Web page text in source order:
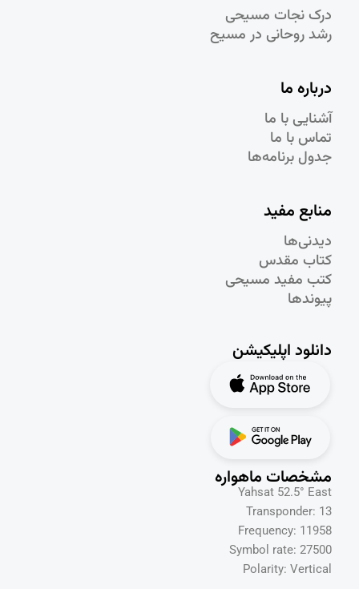
درک نجات مسيحی
رشد روحانی در مسيح
درباره ما
آشنایی با ما
تماس با ما
جدول برنامه‌ها
منابع مفید
دیدنی‌ها
کتاب مقدس
کتب مفید مسیحی
پیوندها
دانلود اپلیکیشن
مشخصات ماهواره
Yahsat 52.5° East
Transponder: 13
Frequency: 11958
Symbol rate: 27500
Polarity: Vertical